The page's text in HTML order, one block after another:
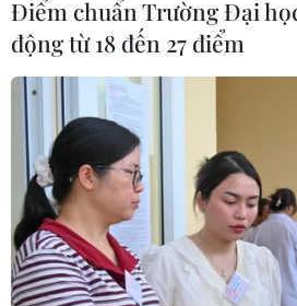
Điểm chuẩn Trường Đại
động từ 18 đến 27 điểm